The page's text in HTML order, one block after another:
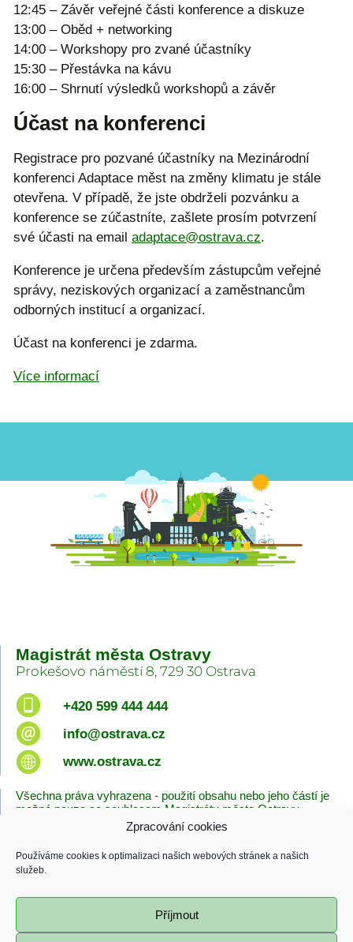
Zpracování cookies
Používáme cookies k optimalizaci našich webových stránek a našich
služeb.
Příjmout
12:45 – Závěr veřejné části konference a diskuze
13:00 – Oběd + networking
14:00 – Workshopy pro zvané účastníky
15:30 – Přestávka na kávu
16:00 – Shrnutí výsledků workshopů a závěr
Účast na konferenci
Registrace pro pozvané účastníky na Mezinárodní
konferenci Adaptace měst na změny klimatu je stále
otevřena. V případě, že jste obdrželi pozvánku a
konference se zúčastníte, zašlete prosím potvrzení
své účasti na email adaptace@ostrava.cz.
Konference je určena především zástupcům veřejné
správy, neziskových organizací a zaměstnancům
odborných institucí a organizací.
Účast na konferenci je zdarma.
Více informací
Magistrát města Ostravy
Prokešovo náměstí 8, 729 30 Ostrava
+420 599 444 444
info@ostrava.cz
www.ostrava.cz
Všechna práva vyhrazena - použití obsahu nebo jeho částí je
možné pouze se souhlasem Magistrátu města Ostravy.
Zásady cookies
Poslední změna